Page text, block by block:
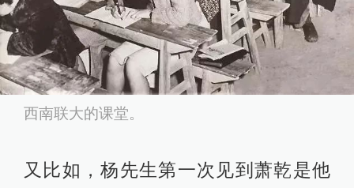
西南联大的课堂。
又比如，杨先生第一次见到萧乾是他